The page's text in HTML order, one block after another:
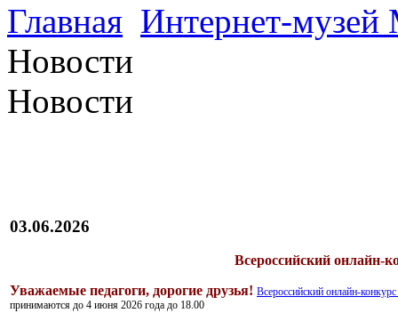
Главная Интернет-
Новости
Новости
03.06.2026
Всероссийский
Уважаемые педагоги, дорогие друзья! Всероссийский онлайн-
принимаются до 4 июня 2026 года до 18.00